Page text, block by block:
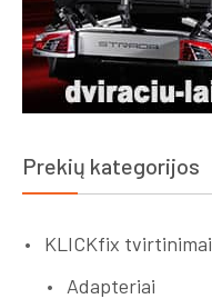
Prekių kategorijos
KLICKfix tvirtinimai
Adapteriai